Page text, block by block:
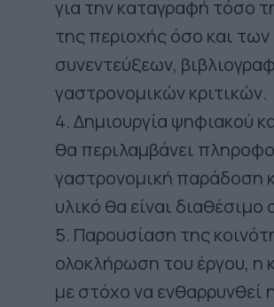
για την καταγραφή τόσο
της περιοχής όσο και
συνεντεύξεων,
γαστρονομικών κριτικών.
4. Δημιουργία ψηφιακού
θα περιλαμβάνει
γαστρονομική παράδοση
υλικό θα είναι διαθέσιμο
5. Παρουσίαση της
ολοκλήρωση του έργου, η
με στόχο να